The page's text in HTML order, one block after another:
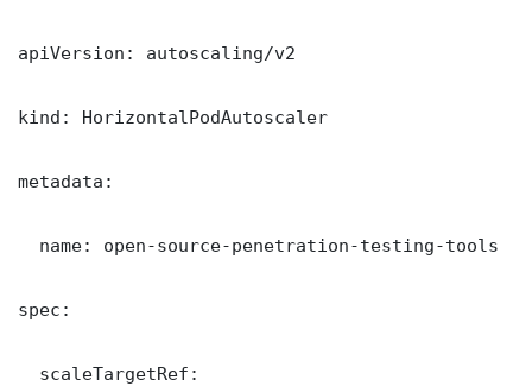
apiVersion: autoscaling/v2
kind: HorizontalPodAutoscaler
metadata:
  name: open-source-penetration-testing-tools
spec:
  scaleTargetRef: